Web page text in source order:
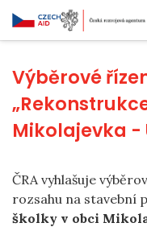
Výběrové
Mikolajevka -
ČRA vyhlašuje
rozsahu na stavební
školky v obci